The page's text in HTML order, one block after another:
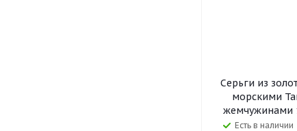
Серьги из
морскими
жемчужинами
Есть в наличии